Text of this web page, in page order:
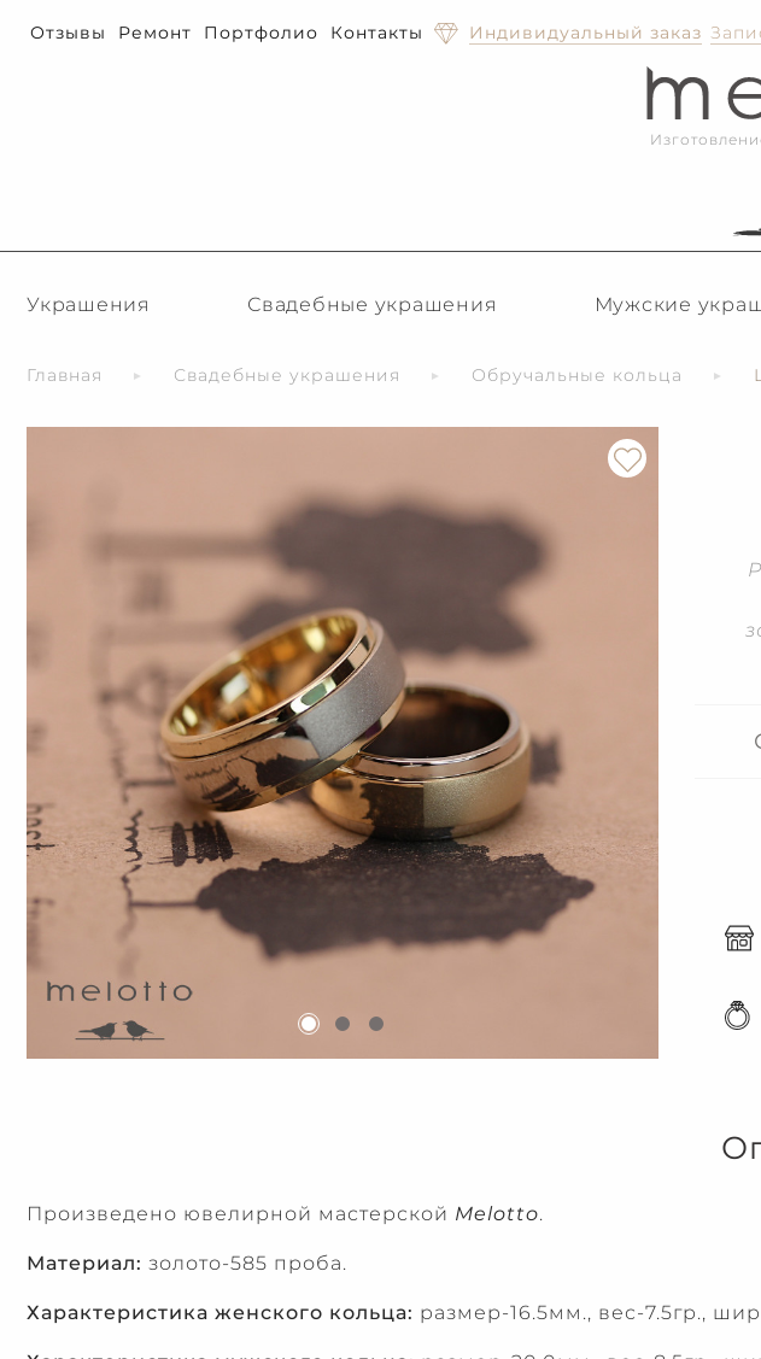
Отзывы Ремонт Портфолио Контакты Индивидуальный заказ
Украшения Свадебные украшения Мужские
Главная Свадебные украшения Обручальные кольца
Произведено ювелирной мастерской Melotto.
Материал: золото-585 проба.
Характеристика женского кольца: размер-16.5мм., вес-7.5гр.,